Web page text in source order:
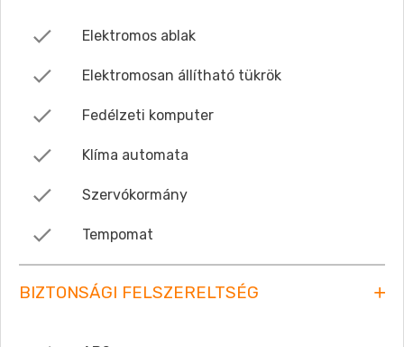
Elektromos ablak
Elektromosan állítható tükrök
Fedélzeti komputer
Klíma automata
Szervókormány
Tempomat
BIZTONSÁGI FELSZERELTSÉG